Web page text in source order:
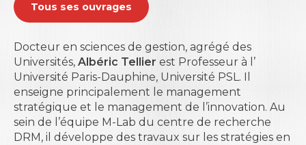
Tous ses ouvrages
Docteur en sciences de gestion, agrégé des
Universités, Albéric Tellier est Professeur à l’
Université Paris-Dauphine, Université PSL. Il
enseigne principalement le management
stratégique et le management de l’innovation. Au
sein de l’équipe M-Lab du centre de recherche
DRM, il développe des travaux sur les stratégies en